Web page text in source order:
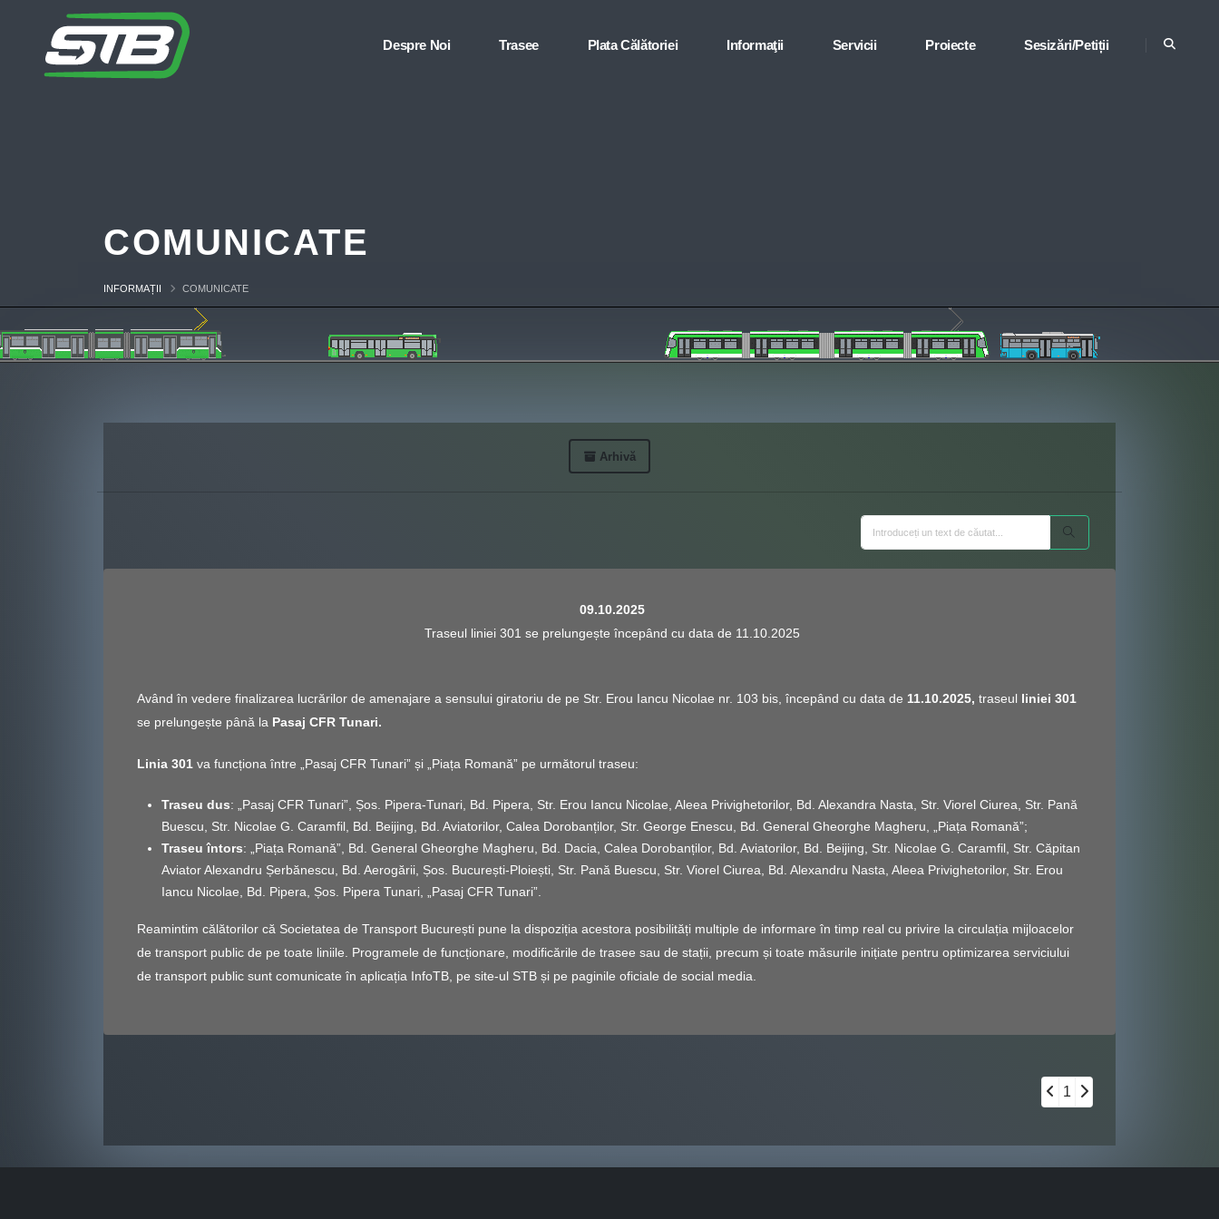
Despre Noi Trasee Plata Călătoriei Informaţii Servicii Proiecte Sesizări/Petiții
COMUNICATE
INFORMAȚII COMUNICATE
Arhivă
09.10.2025
Traseul liniei 301 se prelungește începând cu data de 11.10.2025
Având în vedere finalizarea lucrărilor de amenajare a sensului giratoriu de pe Str. Erou Iancu Nicolae nr. 103 bis, începând cu data de 11.10.2025, traseul liniei 301
se prelungește până la Pasaj CFR Tunari.
Linia 301 va funcționa între „Pasaj CFR Tunari” și „Piața Romană” pe următorul traseu:
Traseu dus: „Pasaj CFR Tunari”, Șos. Pipera-Tunari, Bd. Pipera, Str. Erou Iancu Nicolae, Aleea Privighetorilor, Bd. Alexandra Nasta, Str. Viorel Ciurea, Str. Pană
Buescu, Str. Nicolae G. Caramfil, Bd. Beijing, Bd. Aviatorilor, Calea Dorobanților, Str. George Enescu, Bd. General Gheorghe Magheru, „Piața Romană”;
Traseu întors: „Piața Romană”, Bd. General Gheorghe Magheru, Bd. Dacia, Calea Dorobanților, Bd. Aviatorilor, Bd. Beijing, Str. Nicolae G. Caramfil, Str. Căpitan
Aviator Alexandru Șerbănescu, Bd. Aerogării, Șos. București-Ploiești, Str. Pană Buescu, Str. Viorel Ciurea, Bd. Alexandru Nasta, Aleea Privighetorilor, Str. Erou
Iancu Nicolae, Bd. Pipera, Șos. Pipera Tunari, „Pasaj CFR Tunari”.
Reamintim călătorilor că Societatea de Transport București pune la dispoziția acestora posibilități multiple de informare în timp real cu privire la circulația mijloacelor
de transport public de pe toate liniile. Programele de funcționare, modificările de trasee sau de stații, precum și toate măsurile inițiate pentru optimizarea serviciului
de transport public sunt comunicate în aplicația InfoTB, pe site-ul STB și pe paginile oficiale de social media.
1